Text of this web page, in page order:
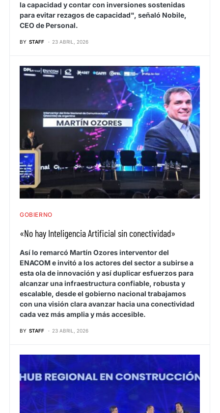
la capacidad y contar con inversiones sostenidas
para evitar rezagos de capacidad", señaló Nobile,
CEO de Personal.
BY STAFF 23 ABRIL, 2026
GOBIERNO
«No hay Inteligencia Artificial sin conectividad»
Así lo remarcó Martín Ozores interventor del
ENACOM e invitó a los actores del sector a subirse a
esta ola de innovación y así duplicar esfuerzos para
alcanzar una infraestructura confiable, robusta y
escalable, desde el gobierno nacional trabajamos
con una visión clara avanzar hacia una conectividad
cada vez más amplia y más accesible.
BY STAFF 23 ABRIL, 2026